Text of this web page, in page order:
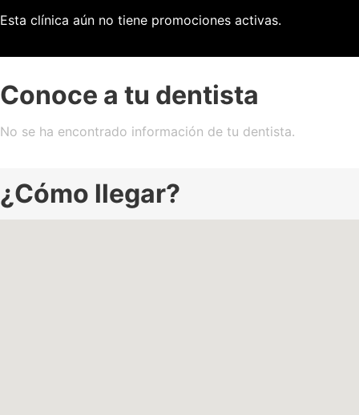
Esta clínica aún no tiene promociones activas.
Conoce a tu dentista
No se ha encontrado información de tu dentista.
¿Cómo llegar?